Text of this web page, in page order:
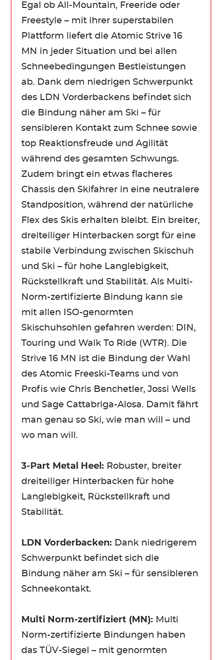
Egal ob All-Mountain, Freeride oder
Freestyle – mit ihrer superstabilen
Plattform liefert die Atomic Strive 16
MN in jeder Situation und bei allen
Schneebedingungen Bestleistungen
ab. Dank dem niedrigen Schwerpunkt
des LDN Vorderbackens befindet sich
die Bindung näher am Ski – für
sensibleren Kontakt zum Schnee sowie
top Reaktionsfreude und Agilität
während des gesamten Schwungs.
Zudem bringt ein etwas flacheres
Chassis den Skifahrer in eine neutralere
Standposition, während der natürliche
Flex des Skis erhalten bleibt. Ein breiter,
dreiteiliger Hinterbacken sorgt für eine
stabile Verbindung zwischen Skischuh
und Ski – für hohe Langlebigkeit,
Rückstellkraft und Stabilität. Als Multi-
Norm-zertifizierte Bindung kann sie
mit allen ISO-genormten
Skischuhsohlen gefahren werden: DIN,
Touring und Walk To Ride (WTR). Die
Strive 16 MN ist die Bindung der Wahl
des Atomic Freeski-Teams und von
Profis wie Chris Benchetler, Jossi Wells
und Sage Cattabriga-Alosa. Damit fährt
man genau so Ski, wie man will – und
wo man will.
3-Part Metal Heel: Robuster, breiter
dreiteiliger Hinterbacken für hohe
Langlebigkeit, Rückstellkraft und
Stabilität.
LDN Vorderbacken: Dank niedrigerem
Schwerpunkt befindet sich die
Bindung näher am Ski – für sensibleren
Schneekontakt.
Multi Norm-zertifiziert (MN): Multi
Norm-zertifizierte Bindungen haben
das TÜV-Siegel – mit genormten